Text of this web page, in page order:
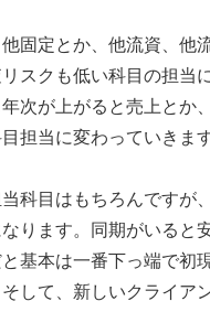
固定とか、他流資、他
スクも低い科目の担当
次が上がると売上とか
担当に変わっていきます
科目はもちろんですが
ります。同期がいると
基本は一番下っ端で初
して、新しいクライア